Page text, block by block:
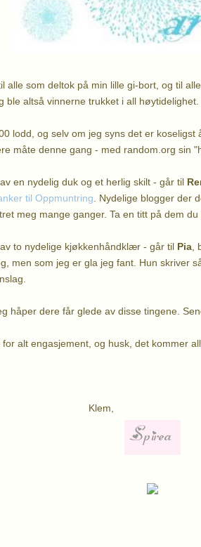
alle som deltok på min lille gi-bort, og til
ble altså vinnerne trukket i all høytidelighet.
lodd, og selv om jeg syns det er
måte denne gang - med random.org sin
en nydelig duk og et herlig skilt - går til
til Oppmuntring . Nydelige blogger der
meg mange ganger. Ta en titt på dem du
to nydelige kjøkkenhåndklær - går til Pia
men som jeg er gla jeg fant. Hun skriver
håper dere får glede av disse tingene.
alt engasjement, og husk, det kommer